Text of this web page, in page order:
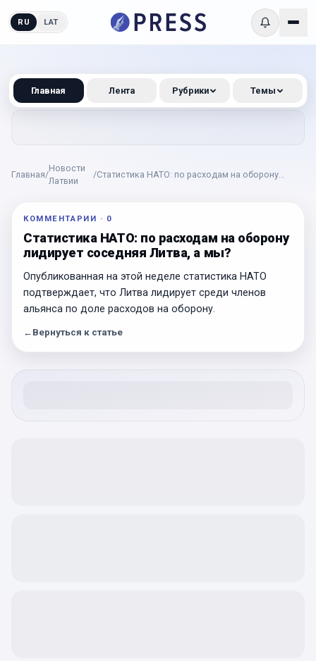
RU LAT
Главная/
Новости
Латвии
/Статистика НАТО: по расходам на оборону
КОММЕНТАРИИ · 0
Статистика НАТО: по расходам на оборону
лидирует соседняя Литва, а мы?
Опубликованная на этой неделе статистика НАТО
подтверждает, что Литва лидирует среди членов
альянса по доле расходов на оборону.
← Вернуться к статье
Главная Лента Рубрики Темы